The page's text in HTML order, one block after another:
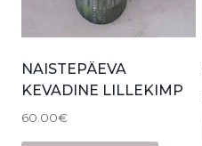
NAISTEPÄEVA
KEVADINE LILLEKIMP
60.00€